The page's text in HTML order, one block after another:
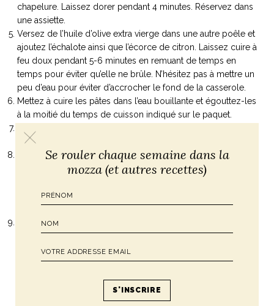
chapelure. Laissez dorer pendant 4 minutes. Réservez dans
une assiette.
Versez de l’huile d’olive extra vierge dans une autre poêle et
ajoutez l’échalote ainsi que l’écorce de citron. Laissez cuire à
feu doux pendant 5-6 minutes en remuant de temps en
temps pour éviter qu’elle ne brûle. N’hésitez pas à mettre un
peu d’eau pour éviter d’accrocher le fond de la casserole.
Mettez à cuire les pâtes dans l’eau bouillante et égouttez-les
à la moitié du temps de cuisson indiqué sur le paquet.
(l’équivalent de 2 grands verres).
Ajoutez les pâtes égouttées dans la poêle avec l’huile,
l’échalote et le citron et terminez leur cuisson en ajoutant
amidon. Cette technique s’appelle «
Une fois que les pâtes sont cuites, ajoutez la chapelure
dorée et râpez la bottarga directement dans la poêle.
Mélangez puis servez. Nous aimons râper à nouveau un peu
de bottarga au-dessus de chaque assiette, pour la
Se rouler chaque semaine dans la
mozza (et autres recettes)